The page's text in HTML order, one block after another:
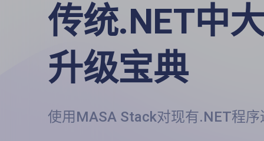
传统.NET中
升级宝典
使用MASA Stack对现有.NET程